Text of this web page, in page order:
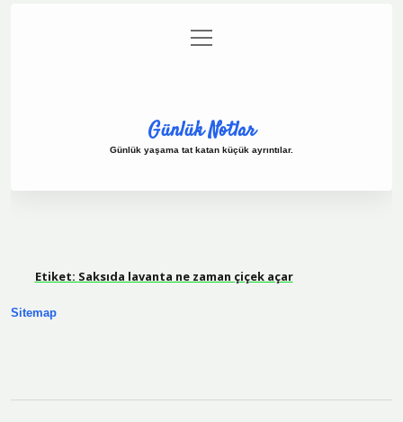
Gizlilik Politikası
menüyü
aç
Günlük Notlar
Günlük yaşama tat katan küçük ayrıntılar.
Etiket: Saksıda lavanta ne zaman çiçek açar
Sitemap